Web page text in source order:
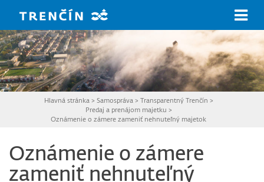
Hlavná stránka > Samospráva > Transparentný Trenčín >
Predaj a prenájom majetku >
Oznámenie o zámere zameniť nehnuteľný majetok
Oznámenie o zámere
zameniť nehnuteľný